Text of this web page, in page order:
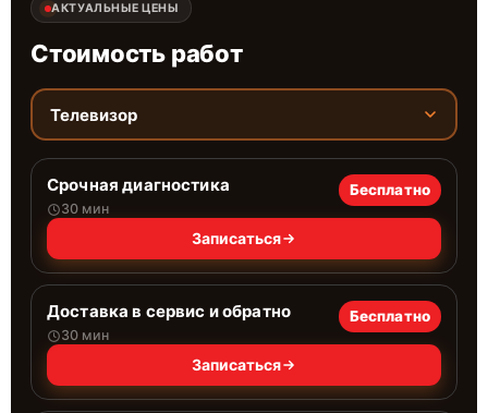
АКТУАЛЬНЫЕ ЦЕНЫ
Стоимость работ
Телевизор
Срочная диагностика
30 мин
Бесплатно
Записаться
Доставка в сервис и обратно
30 мин
Бесплатно
Записаться